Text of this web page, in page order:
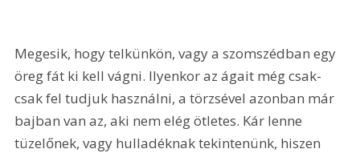
Megesik, hogy telkünkön, vagy a szomszédban egy
öreg fát ki kell vágni. Ilyenkor az ágait még csak-
csak fel tudjuk használni, a törzsével azonban már
bajban van az, aki nem elég ötletes. Kár lenne
tüzelőnek, vagy hulladéknak tekintenünk, hiszen